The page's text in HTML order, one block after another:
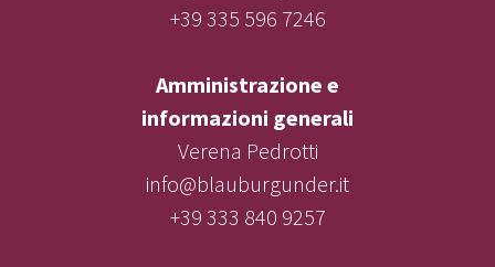
+39 335 596 7246
Amministrazione e
informazioni generali
Verena Pedrotti
info@blauburgunder.it
+39 333 840 9257